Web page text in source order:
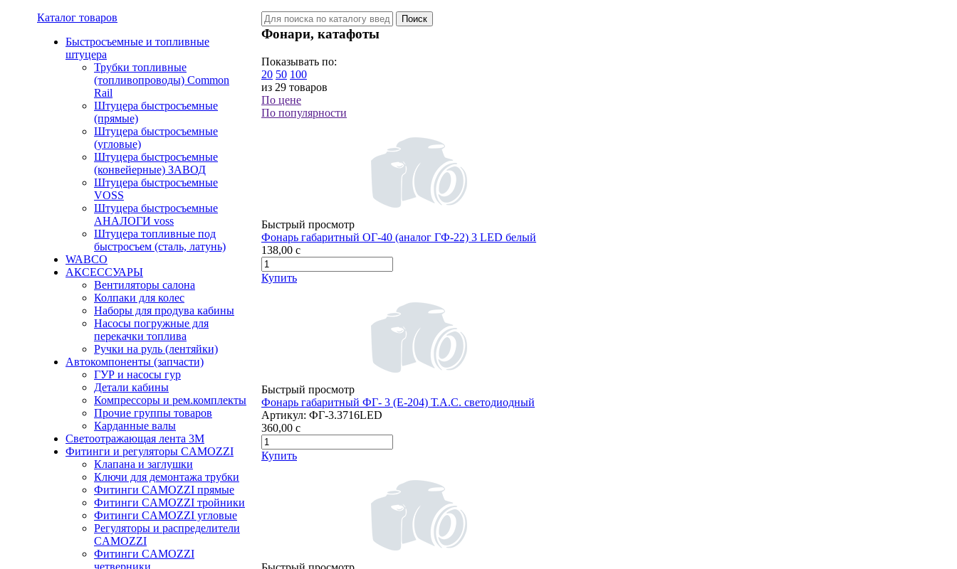
Каталог товаров
Быстросъемные и топливные
штуцера
Трубки топливные
(топливопроводы) Common
Rail
Штуцера быстросъемные
(прямые)
Штуцера быстросъемные
(угловые)
Штуцера быстросъемные
(конвейерные) ЗАВОД
Штуцера быстросъемные
VOSS
Штуцера быстросъемные
АНАЛОГИ voss
Штуцера топливные под
быстросъем (сталь, латунь)
WABCO
АКСЕССУАРЫ
Вентиляторы салона
Колпаки для колес
Наборы для продува кабины
Насосы погружные для
перекачки топлива
Ручки на руль (лентяйки)
Автокомпоненты (запчасти)
ГУР и насосы гур
Детали кабины
Компрессоры и рем.комплекты
Прочие группы товаров
Карданные валы
Светоотражающая лента 3М
Фитинги и регуляторы CAMOZZI
Клапана и заглушки
Ключи для демонтажа трубки
Фитинги CAMOZZI прямые
Фитинги CAMOZZI тройники
Фитинги CAMOZZI угловые
Регуляторы и распределители
CAMOZZI
Фитинги CAMOZZI
четверники
Фонари, катафоты
Показывать по:
20 50 100
из 29 товаров
По цене
По популярности
Быстрый просмотр
Фонарь габаритный ОГ-40 (аналог ГФ-22) 3 LED белый
138,00 c
Купить
Быстрый просмотр
Фонарь габаритный ФГ- 3 (Е-204) Т.А.С. светодиодный
Артикул: ФГ-3.3716LED
360,00 c
Купить